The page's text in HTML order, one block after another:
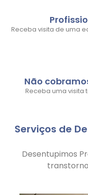
Receba visita de uma
Não
Receba uma visita
Serviços de
Desentupimos